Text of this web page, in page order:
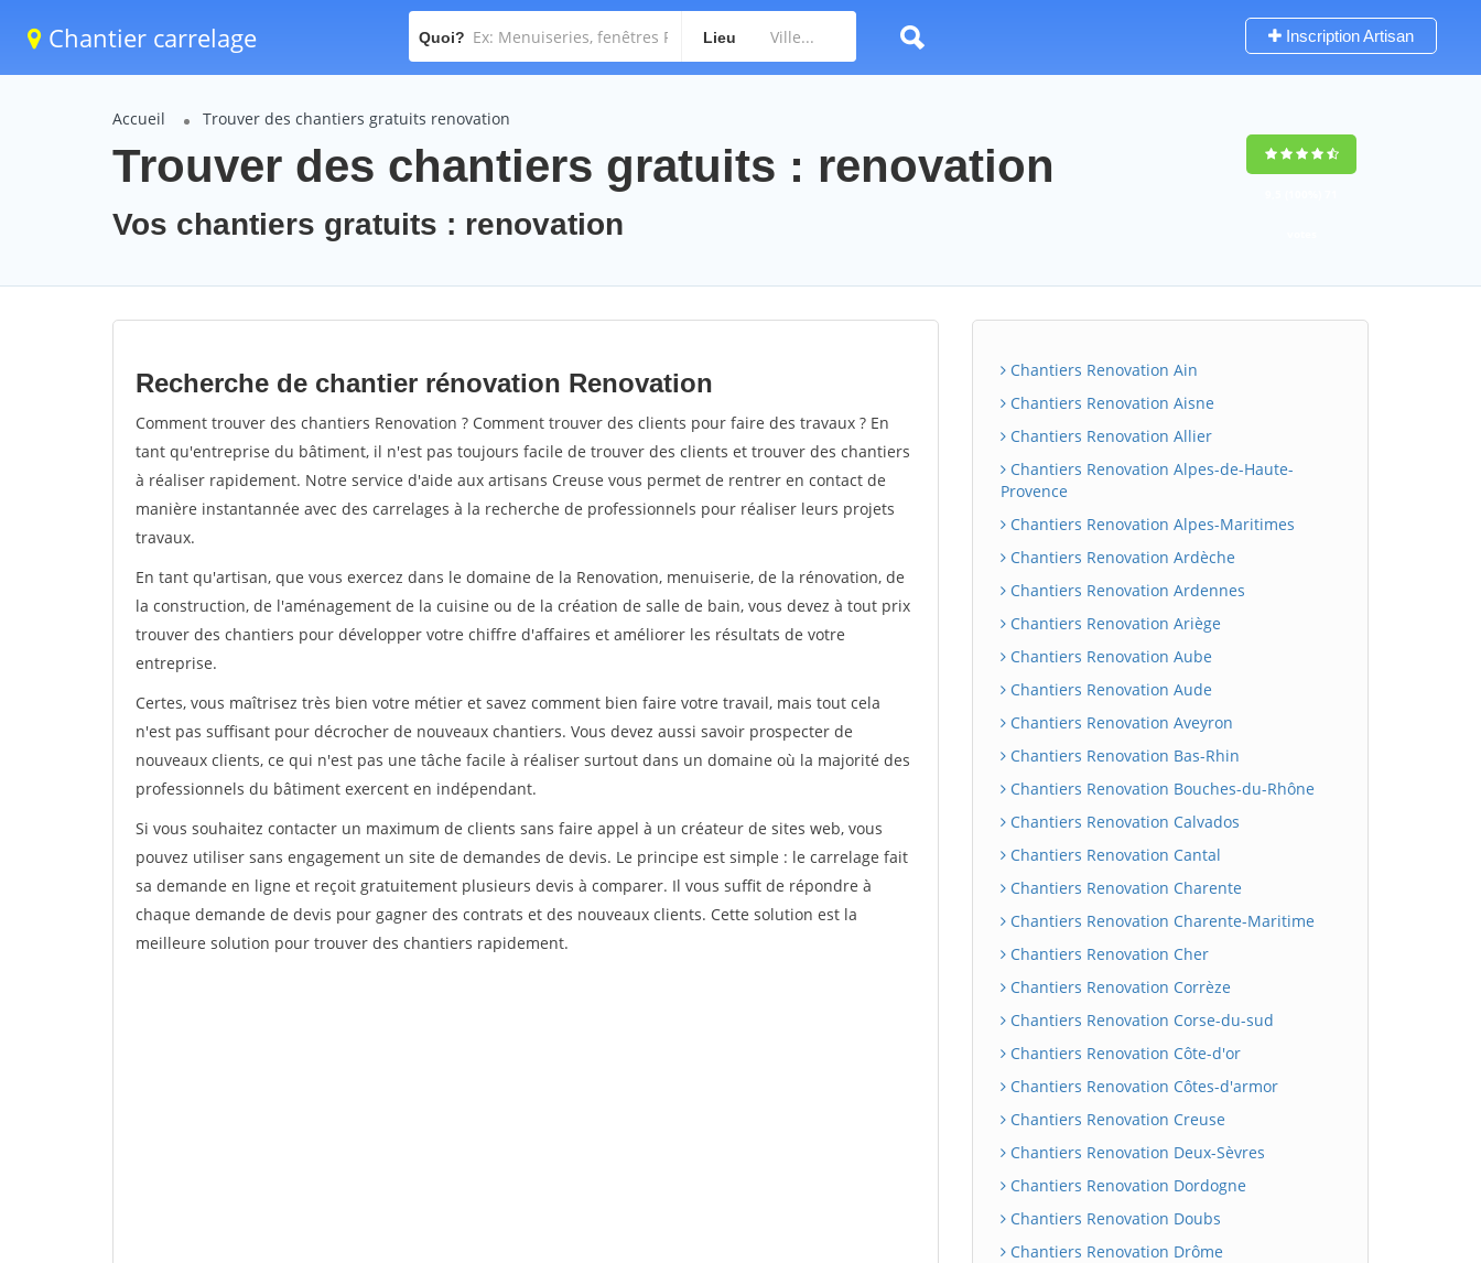
Chantier carrelage Quoi? Lieu Inscription Artisan
Accueil Trouver des chantiers gratuits renovation
Trouver des chantiers gratuits : renovation
Vos chantiers gratuits : renovation
Recherche de chantier rénovation Renovation
Comment trouver des chantiers Renovation ? Comment trouver des clients pour faire des travaux ? En
tant qu'entreprise du bâtiment, il n'est pas toujours facile de trouver des clients et trouver des chantiers
à réaliser rapidement. Notre service d'aide aux artisans Creuse vous permet de rentrer en contact de
manière instantannée avec des carrelages à la recherche de professionnels pour réaliser leurs projets
travaux.
En tant qu'artisan, que vous exercez dans le domaine de la Renovation, menuiserie, de la rénovation, de
la construction, de l'aménagement de la cuisine ou de la création de salle de bain, vous devez à tout prix
trouver des chantiers pour développer votre chiffre d'affaires et améliorer les résultats de votre
entreprise.
Certes, vous maîtrisez très bien votre métier et savez comment bien faire votre travail, mais tout cela
n'est pas suffisant pour décrocher de nouveaux chantiers. Vous devez aussi savoir prospecter de
nouveaux clients, ce qui n'est pas une tâche facile à réaliser surtout dans un domaine où la majorité des
professionnels du bâtiment exercent en indépendant.
Si vous souhaitez contacter un maximum de clients sans faire appel à un créateur de sites web, vous
pouvez utiliser sans engagement un site de demandes de devis. Le principe est simple : le carrelage fait
sa demande en ligne et reçoit gratuitement plusieurs devis à comparer. Il vous suffit de répondre à
chaque demande de devis pour gagner des contrats et des nouveaux clients. Cette solution est la
meilleure solution pour trouver des chantiers rapidement.
Chantiers Renovation Ain
Chantiers Renovation Aisne
Chantiers Renovation Allier
Chantiers Renovation Alpes-de-Haute-
Provence
Chantiers Renovation Alpes-Maritimes
Chantiers Renovation Ardèche
Chantiers Renovation Ardennes
Chantiers Renovation Ariège
Chantiers Renovation Aube
Chantiers Renovation Aude
Chantiers Renovation Aveyron
Chantiers Renovation Bas-Rhin
Chantiers Renovation Bouches-du-Rhône
Chantiers Renovation Calvados
Chantiers Renovation Cantal
Chantiers Renovation Charente
Chantiers Renovation Charente-Maritime
Chantiers Renovation Cher
Chantiers Renovation Corrèze
Chantiers Renovation Corse-du-sud
Chantiers Renovation Côte-d'or
Chantiers Renovation Côtes-d'armor
Chantiers Renovation Creuse
Chantiers Renovation Deux-Sèvres
Chantiers Renovation Dordogne
Chantiers Renovation Doubs
Chantiers Renovation Drôme